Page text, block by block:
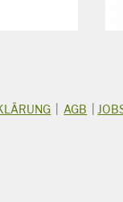
|AGB |